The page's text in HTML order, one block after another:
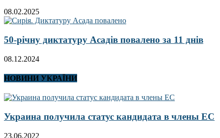
08.02.2025
50-річну диктатуру Асадів повалено за 11 днів
08.12.2024
НОВИНИ УКРАЇНИ
Украина получила статус кандидата в члены ЕС
23.06.2022